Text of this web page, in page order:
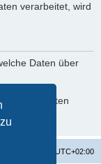
verarbeitet, wird
Daten über
deiner Daten
UTC+02:00